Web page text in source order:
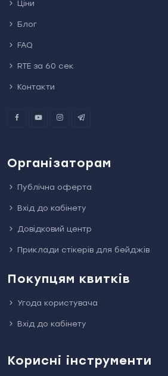
Ціни
Блог
FAQ
RTE за 60 сек
Контакти
Організаторам
Публічна оферта
Вхід до кабінету
Довідковий центр
Приклади стікерів для бейджів
Покупцям квитків
Угода користувача
Вхід до кабінету
Корисні інструменти